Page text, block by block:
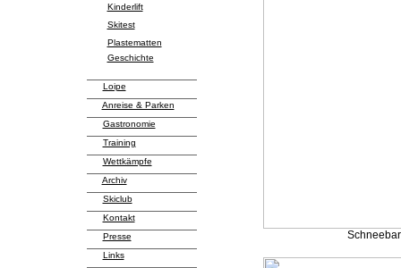
Kinderlift
Skitest
Plastematten
Geschichte
Loipe
Anreise & Parken
Gastronomie
Training
Wettkämpfe
Archiv
Skiclub
Kontakt
Presse
Links